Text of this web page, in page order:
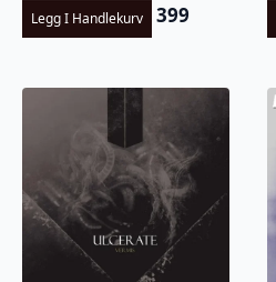
Legg I Handlekurv 399